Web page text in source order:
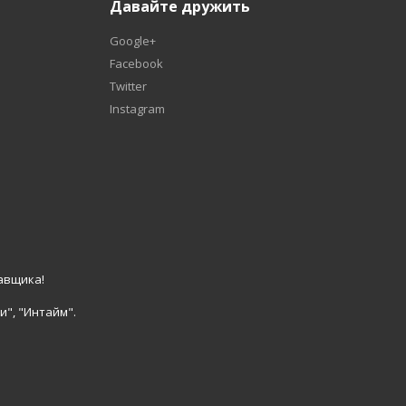
Давайте дружить
Google+
Facebook
Twitter
Instagram
"Интайм".